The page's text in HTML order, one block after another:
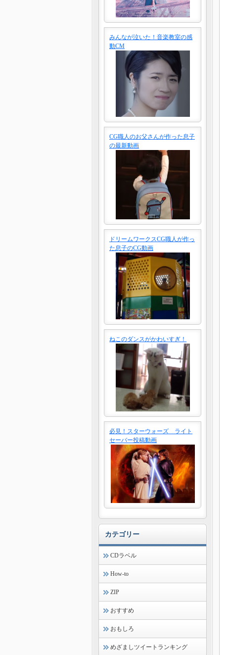
みんなが泣いた！音楽教室の感
動CM
CG職人のお父さんが作った息子
の最新動画
ドリームワークスCG職人が作っ
た息子のCG動画
ねこのダンスがかわいすぎ！
必見！スターウォーズ ライト
セーバー投稿動画
カテゴリー
CDラベル
How-to
ZIP
おすすめ
おもしろ
めざましツイートランキング